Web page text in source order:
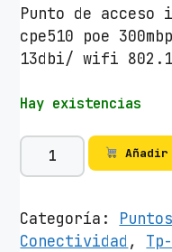
Punto de
cpe510 poe
13dbi/ wifi
Hay existencias
P
u
t
o
Categoría:
Conectividad ,